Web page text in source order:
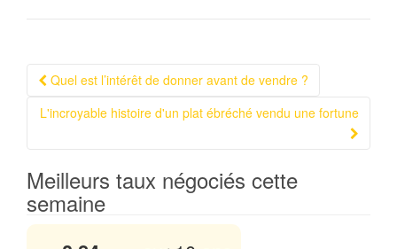
Navigation Article
Quel est l’intérêt de donner avant de vendre ?
L'incroyable histoire d'un plat ébréché vendu une fortune
Meilleurs taux négociés cette
semaine